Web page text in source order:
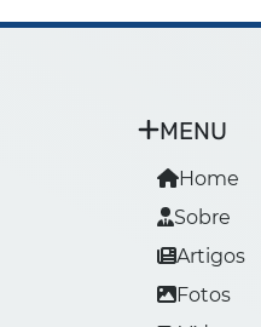
MENU
Home
Sobre
Artigos
Fotos